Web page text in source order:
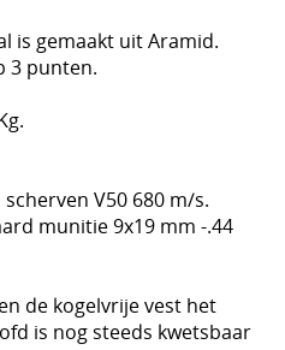
vesten
UITRUSTING
en col
vragen
is gemaakt uit Aramid.
3 punten.
V50 680 m/s.
munitie 9x19 mm -.44
de kogelvrije vest het
is nog steeds kwetsbaar